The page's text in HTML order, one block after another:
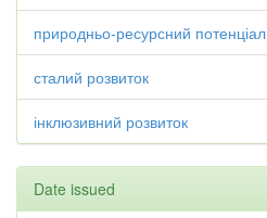
природньо-ресурсний потенціал
сталий розвиток
інклюзивний розвиток
Date issued